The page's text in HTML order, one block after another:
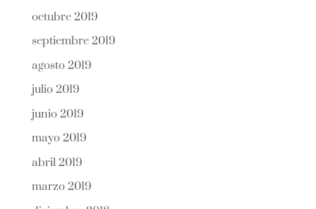
octubre 2019
septiembre 2019
agosto 2019
julio 2019
junio 2019
mayo 2019
abril 2019
marzo 2019